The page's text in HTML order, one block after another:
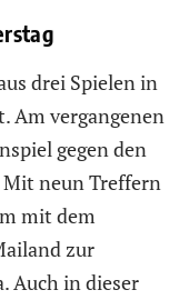
drei Spielen in
Am vergangenen
gegen den
Mit neun Treffern
mit dem
zur
Auch in dieser